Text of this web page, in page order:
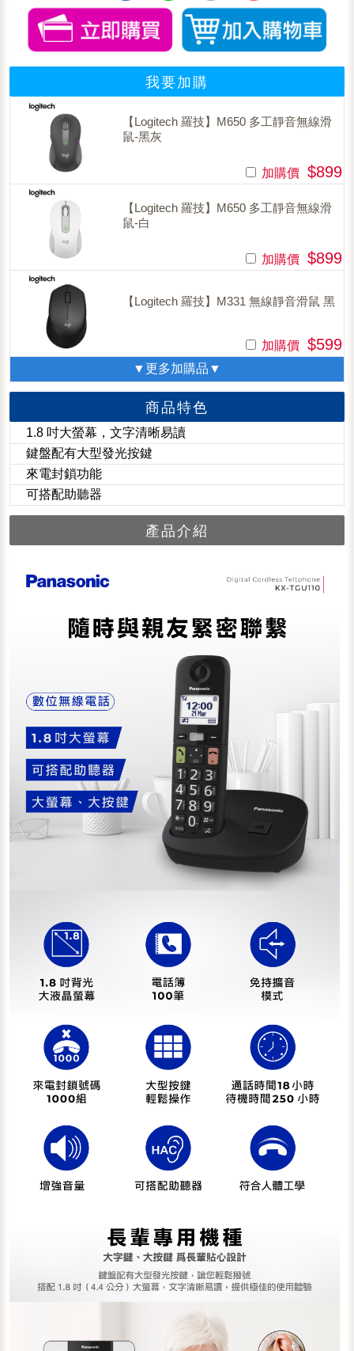
我要加購
【Logitech 羅技】M650 多工靜音無線滑
鼠-黑灰
加購價 $899
【Logitech 羅技】M650 多工靜音無線滑
鼠-白
加購價 $899
【Logitech 羅技】M331 無線靜音滑鼠 黑
加購價 $599
▼更多加購品▼
商品特色
1.8 吋大螢幕，文字清晰易讀
鍵盤配有大型發光按鍵
來電封鎖功能
可搭配助聽器
產品介紹